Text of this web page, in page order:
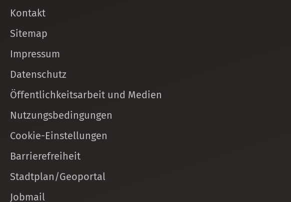
Kontakt
Sitemap
Impressum
Datenschutz
Öffentlichkeitsarbeit und Medien
Nutzungsbedingungen
Cookie-Einstellungen
Barrierefreiheit
Stadtplan/Geoportal
Jobmail